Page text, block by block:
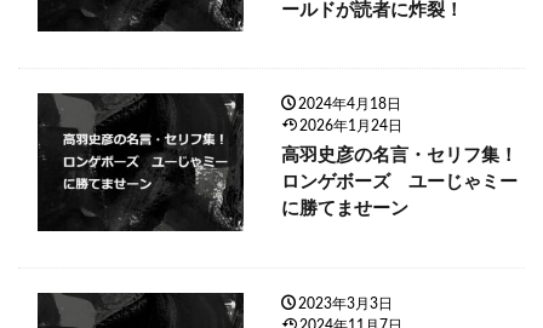
ールドが読者に炸裂！
2024年4月18日
2026年1月24日
高羽史彦の名言・セリフ集！
ロンゲボーズ ユーじゃミー
に勝てませーン
2023年3月3日